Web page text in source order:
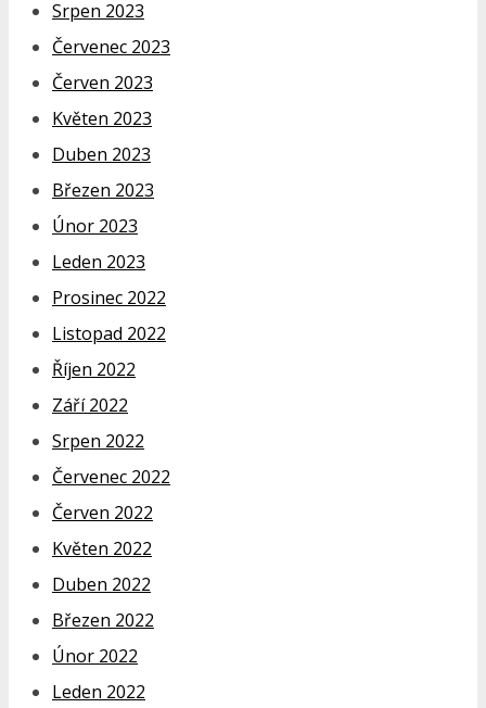
Srpen 2023
Červenec 2023
Červen 2023
Květen 2023
Duben 2023
Březen 2023
Únor 2023
Leden 2023
Prosinec 2022
Listopad 2022
Říjen 2022
Září 2022
Srpen 2022
Červenec 2022
Červen 2022
Květen 2022
Duben 2022
Březen 2022
Únor 2022
Leden 2022